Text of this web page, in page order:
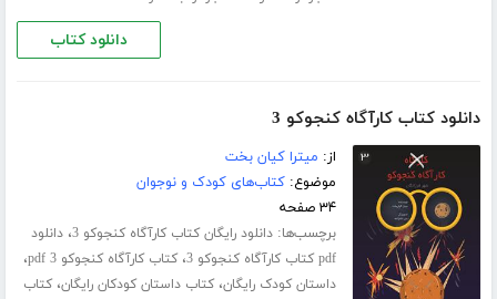
دانلود کتاب
دانلود کتاب کارآگاه کنجوکو 3
از: میترا کیان بخت
موضوع:کتاب‌های کودک و نوجوان
۳۴ صفحه
برچسب‌ها:دانلود رایگان کتاب کارآگاه کنجوکو 3 ،دانلود
pdf کتاب کارآگاه کنجوکو 3
،کتاب کارآگاه کنجوکو 3 pdf ،
داستان کودک رایگان،کتاب داستان کودکان رایگان،کتاب